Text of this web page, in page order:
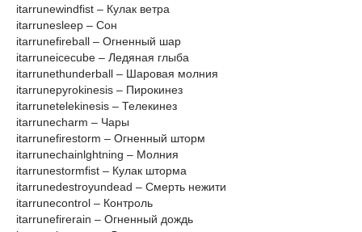
itarrunewindfist – Кулак ветра
itarrunesleep – Сон
itarrunefireball – Огненный шар
itarruneicecube – Ледяная глыба
itarrunethunderball – Шаровая молния
itarrunepyrokinesis – Пирокинез
itarrunetelekinesis – Телекинез
itarrunecharm – Чары
itarrunefirestorm – Огненный шторм
itarrunechainlghtning – Молния
itarrunestormfist – Кулак шторма
itarrunedestroyundead – Смерть нежити
itarrunecontrol – Контроль
itarrunefirerain – Огненный дождь